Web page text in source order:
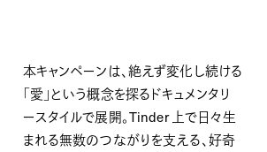
本キャンペーンは、絶えず変化し続ける
「愛」という概念を探るドキュメンタリ
ースタイルで展開。Tinder 上で日々生
まれる無数のつながりを支える、好奇